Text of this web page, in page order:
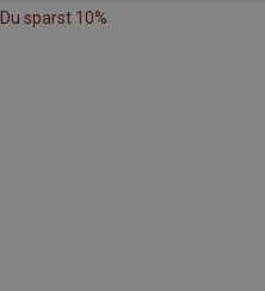
Du sparst 10%